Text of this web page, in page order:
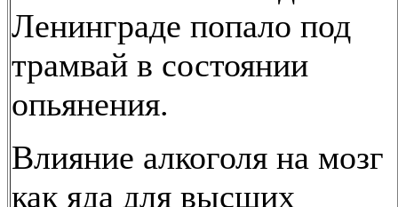
Ленинграде попало под
трамвай в состоянии
опьянения.
Влияние алкоголя на мозг
как яда для высших